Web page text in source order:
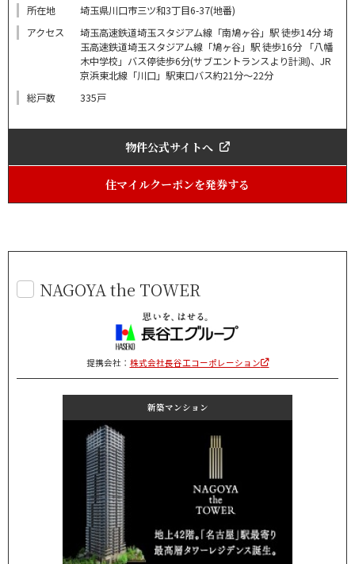
所在地
埼玉県川口市三ツ和3丁目6-37(地番)
アクセス
埼玉高速鉄道埼玉スタジアム線「南鳩ヶ谷」駅 徒歩14分 埼
玉高速鉄道埼玉スタジアム線「鳩ヶ谷」駅 徒歩16分 「八幡
木中学校」バス停徒歩6分(サブエントランスより計測)、JR
京浜東北線「川口」駅東口バス約21分～22分
総戸数
335戸
物件公式サイトへ
住マイルクーポンを発券する
NAGOYA the TOWER
提携会社： 株式会社長谷工コーポレーション
新築マンション